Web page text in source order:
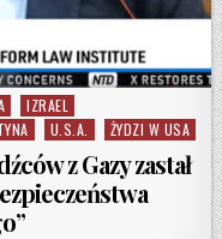
IZRAEL
U.S.A. ŻYDZI W USA
z Gazy zastał